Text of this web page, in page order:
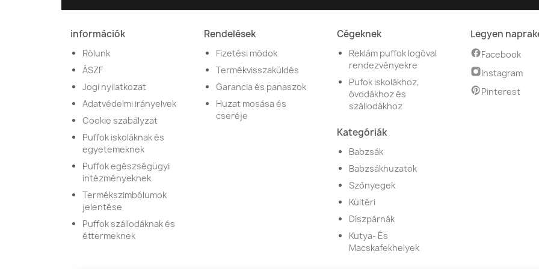
információk
Rólunk
ÁSZF
Jogi nyilatkozat
Adatvédelmi irányelvek
Cookie szabályzat
Puffok iskoláknak és
egyetemeknek
Puffok egészségügyi
intézményeknek
Termékszimbólumok
jelentése
Puffok szállodáknak és
éttermeknek
Rendelések
Fizetési módok
Termékvisszaküldés
Garancia és panaszok
Huzat mosása és
cseréje
Cégeknek
Reklám puffok logóval
rendezvényekre
Pufok iskolákhoz,
óvodákhoz és
szállodákhoz
Kategóriák
Babzsák
Babzsákhuzatok
Szőnyegek
Kültéri
Díszpárnák
Kutya- És
Macskafekhelyek
Legyen
Facebook
Instagram
Pinterest